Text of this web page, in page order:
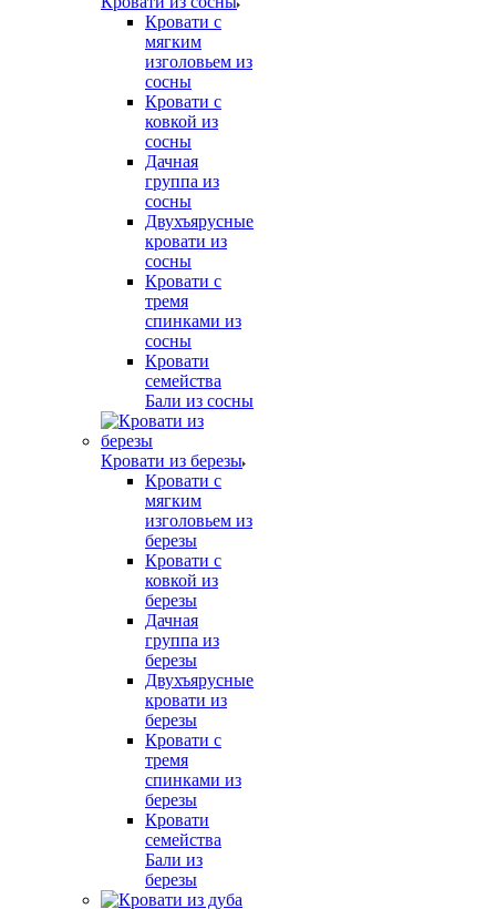
Кровати с
мягким
изголовьем из
сосны
Кровати с
ковкой из
сосны
Дачная
группа из
сосны
Двухъярусные
кровати из
сосны
Кровати с
тремя
спинками из
сосны
Кровати
семейства
Бали из сосны
Кровати из березы
Кровати с
мягким
изголовьем из
березы
Кровати с
ковкой из
березы
Дачная
группа из
березы
Двухъярусные
кровати из
березы
Кровати с
тремя
спинками из
березы
Кровати
семейства
Бали из
березы